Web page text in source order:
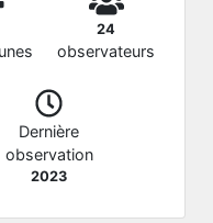
24
observateurs
Dernière
observation
2023